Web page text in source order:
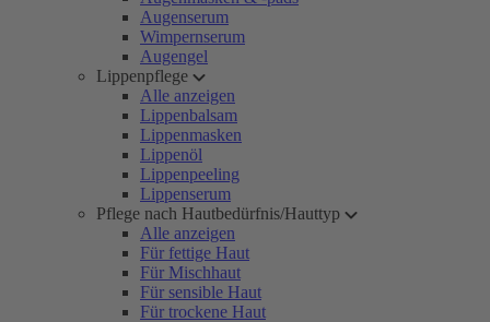
Augenserum
Wimpernserum
Augengel
Lippenpflege
Alle anzeigen
Lippenbalsam
Lippenmasken
Lippenöl
Lippenpeeling
Lippenserum
Pflege nach Hautbedürfnis/Hauttyp
Alle anzeigen
Für fettige Haut
Für Mischhaut
Für sensible Haut
Für trockene Haut